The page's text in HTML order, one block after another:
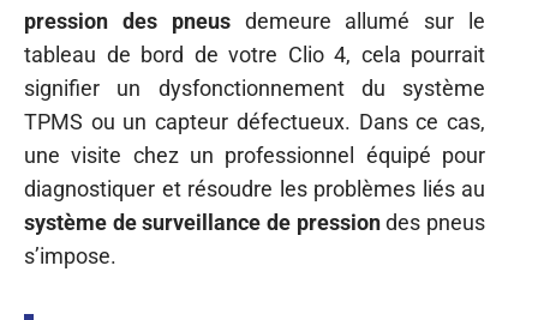
pression des pneusdemeure allumé sur le
tableau de bord de votre Clio 4, cela pourrait
signifier un dysfonctionnement du système
TPMS ou un capteur défectueux. Dans ce cas,
une visite chez un professionnel équipé pour
diagnostiquer et résoudre les problèmes liés au
système de surveillance de pressiondes pneus
s’impose.